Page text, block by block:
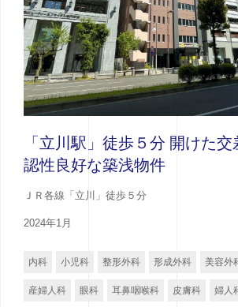
「立川駅」徒歩５分 開けた
認性良好な築浅物件
ＪＲ各線「立川」徒歩５分
2024年1月
内科 小児科 整形外科 形成外科 美容外
産婦人科 眼科 耳鼻咽喉科 皮膚科 婦人